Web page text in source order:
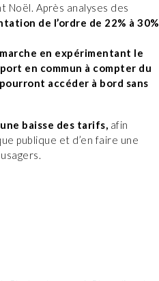
Noël. Après analyses des
de l’ordre de 22% à 30%
en expérimentant le
en commun à compter du
accéder à bord sans
baisse des tarifs, afin
publique et d’en faire une